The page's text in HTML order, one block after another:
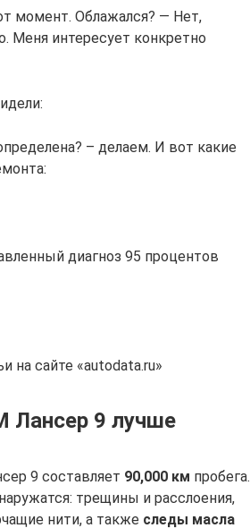
момент. Облажался? — Нет,
Меня интересует конкретно
– делаем. И вот какие
диагноз 95 процентов
на сайте «autodata.ru»
Лансер 9 лучше
9 составляет 90,000 км пробега.
трещины и расслоения,
нити, а также следы масла